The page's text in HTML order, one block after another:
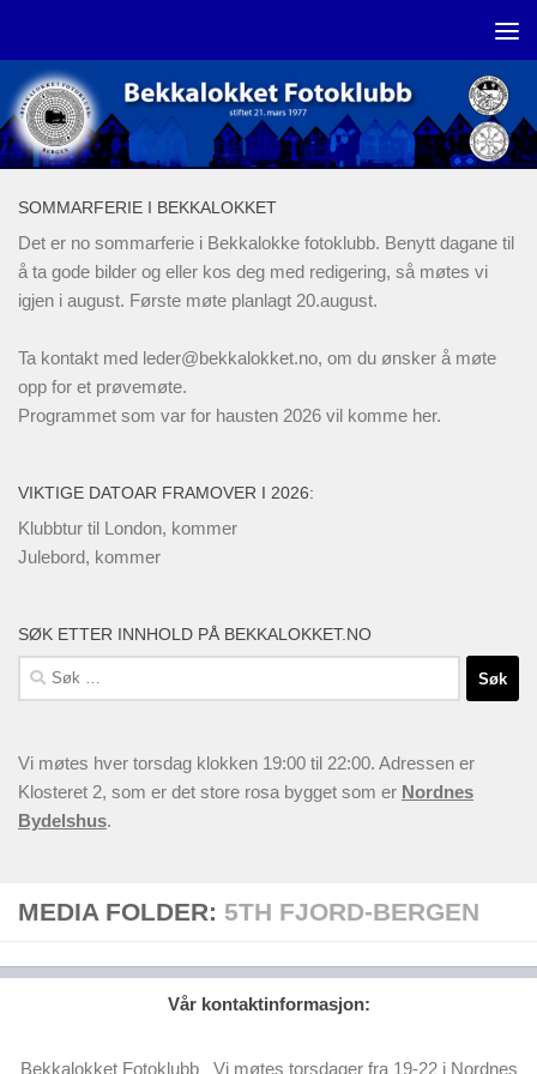
MEDIA FOLDER: 5TH FJORD-BERGEN
SOMMARFERIE I BEKKALOKKET
Det er no sommarferie i Bekkalokke fotoklubb. Benytt dagane til
å ta gode bilder og eller kos deg med redigering, så møtes vi
igjen i august. Første møte planlagt 20.august.
Ta kontakt med leder@bekkalokket.no, om du ønsker å møte
opp for et prøvemøte.
Programmet som var for hausten 2026 vil komme her.
VIKTIGE DATOAR FRAMOVER I 2026:
Klubbtur til London, kommer
Julebord, kommer
SØK ETTER INNHOLD PÅ BEKKALOKKET.NO
Søk
etter:
Vi møtes hver torsdag klokken 19:00 til 22:00. Adressen er
Klosteret 2, som er det store rosa bygget som er Nordnes
Bydelshus.
Vår kontaktinformasjon:
Bekkalokket Fotoklubb Vi møtes torsdager fra 19-22 i Nordnes